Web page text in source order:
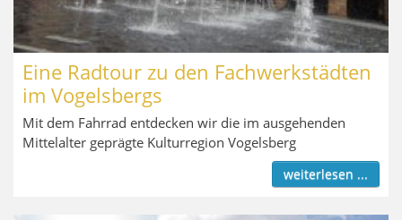
Eine Radtour zu den Fachwerkstädten
im Vogelsbergs
Mit dem Fahrrad entdecken wir die im ausgehenden
Mittelalter geprägte Kulturregion Vogelsberg
weiterlesen ...